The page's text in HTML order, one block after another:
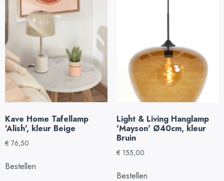
Kave Home Tafellamp
'Alish', kleur Beige
€ 76,50
Bestellen
Light & Living Hanglamp
'Mayson' Ø40cm, kleur
Bruin
€ 155,00
Bestellen